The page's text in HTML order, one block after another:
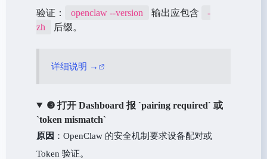
验证： openclaw --version 输出应包含
-
zh
后缀。
详细说明 →
❸ 打开 Dashboard 报 `pairing required` 或
`token mismatch`
原因 ：OpenClaw 的安全机制要求设备配对或
Token 验证。